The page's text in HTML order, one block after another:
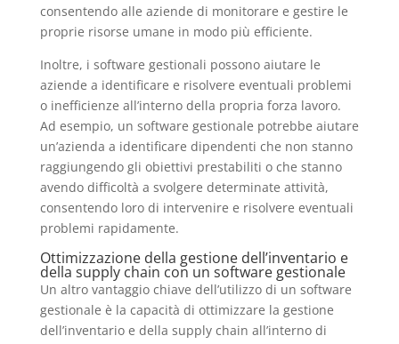
consentendo alle aziende di monitorare e gestire le
proprie risorse umane in modo più efficiente.
Inoltre, i software gestionali possono aiutare le
aziende a identificare e risolvere eventuali problemi
o inefficienze all’interno della propria forza lavoro.
Ad esempio, un software gestionale potrebbe aiutare
un’azienda a identificare dipendenti che non stanno
raggiungendo gli obiettivi prestabiliti o che stanno
avendo difficoltà a svolgere determinate attività,
consentendo loro di intervenire e risolvere eventuali
problemi rapidamente.
Ottimizzazione della gestione dell’inventario e
della supply chain con un software gestionale
Un altro vantaggio chiave dell’utilizzo di un software
gestionale è la capacità di ottimizzare la gestione
dell’inventario e della supply chain all’interno di